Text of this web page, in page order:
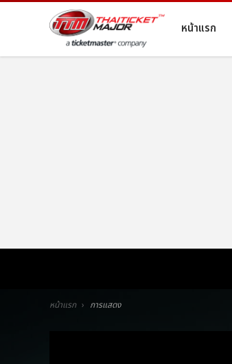
หน้าแรก
หน้าแรก การแสดง